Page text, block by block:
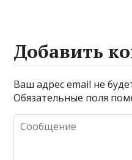
Добавить
Ваш адрес email не
Обязательные поля